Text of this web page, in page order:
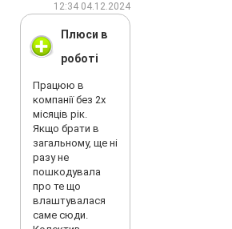
12:34 04.12.2024
Плюси в
роботі
Працюю в
компанії без 2х
місяців рік.
Якщо брати в
загальному, ще ні
разу не
пошкодувала
про те що
влаштувалася
саме сюди.